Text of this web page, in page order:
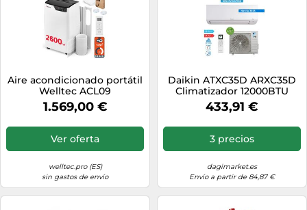
Aire acondicionado portátil
Welltec ACL09
1.569,00 €
Ver oferta
welltec.pro (ES)
sin gastos de envío
Daikin ATXC35D ARXC35D
Climatizador 12000BTU
3,5Kw Siesta New Evolution
2025 A++ [EEK: A++]
433,91 €
3 precios
dagimarket.es
Envío a partir de 84,87 €